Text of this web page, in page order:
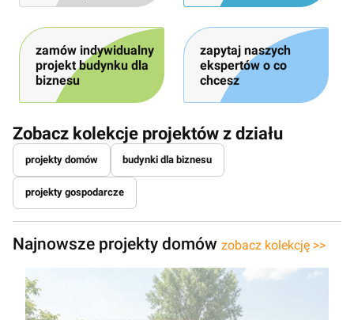
zamów indywidualny
projekt budynku dla
biznesu
zapytaj naszych
ekspertów o co
chcesz
Zobacz kolekcje projektów z działu
projekty domów budynki dla biznesu
projekty gospodarcze
Najnowsze projekty domów zobacz kolekcję >>